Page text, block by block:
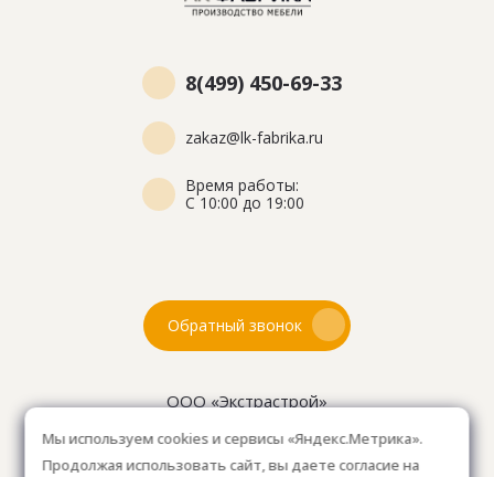
8(499) 450-69-33
zakaz@lk-fabrika.ru
Время работы:
С 10:00 до 19:00
Обратный звонок
ООО «Экстрастрой»
ОГРН 1157746804753
Мы используем cookies и сервисы «Яндекс.Метрика».
Продолжая использовать сайт, вы даете согласие на